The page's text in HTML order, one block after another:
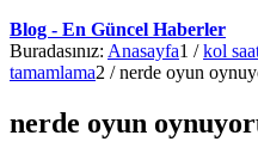
Blog - En Güncel Haberler
Buradasınız: Anasayfa1 / kol
tamamlama2 / nerde oyun
nerde oyun